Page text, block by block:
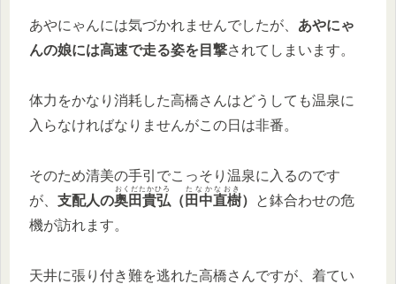
あやにゃんには気づかれませんでしたが、 あやにゃ
んの娘には高速で走る姿を目撃されてしまいます。
体力をかなり消耗した高橋さんはどうしても温泉に
入らなければなりませんがこの日は非番。
そのため清美の手引でこっそり温泉に入るのです
が、 支配人の奥田貴弘
おくだたかひろ
（ 田中直樹
たなかなおき
）
と鉢合わせの危
機が訪れます。
天井に張り付き難を逃れた高橋さんですが、着てい